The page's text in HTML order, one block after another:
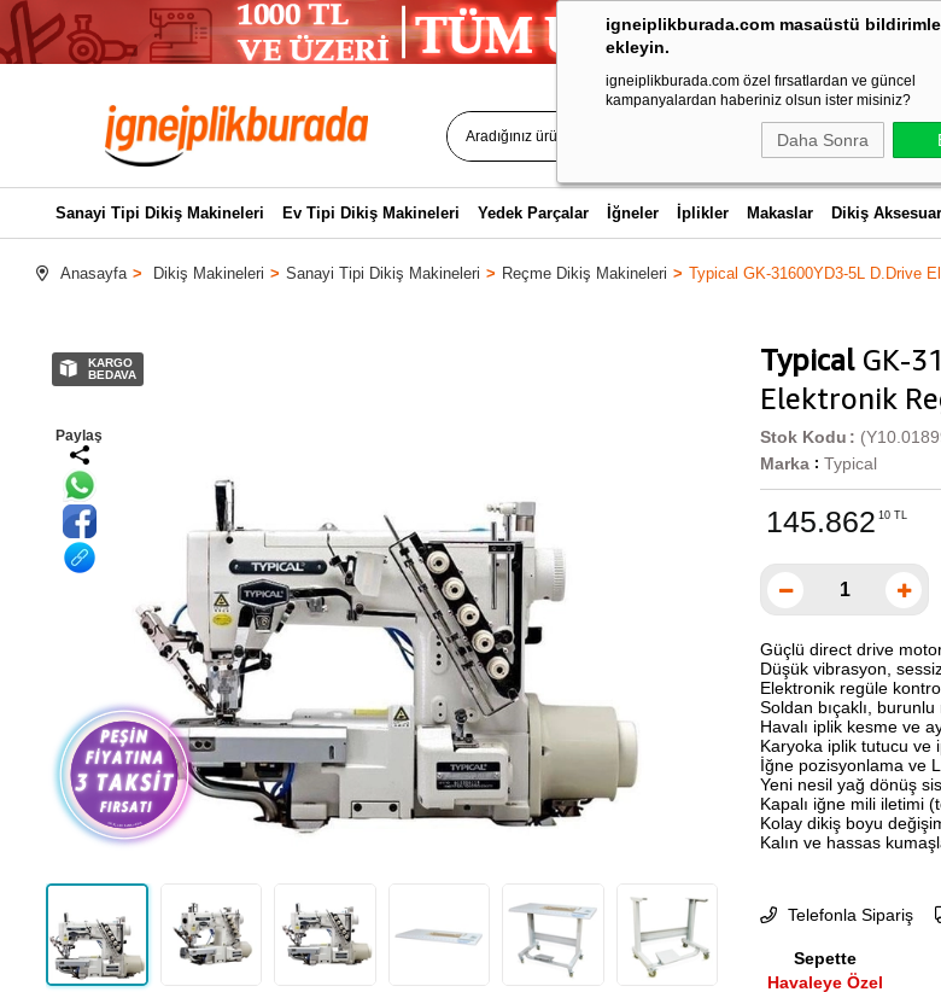
igneiplikburada.com masaüstü
ekleyin.
igneiplikburada.com özel fırsatlardan ve güncel
kampanyalardan haberiniz olsun ister misiniz?
Daha Sonra
Sanayi Tipi Dikiş Makineleri Ev Tipi Dikiş Makineleri Yedek Parçalar İğneler İplikler Makaslar Dikiş
Anasayfa Dikiş Makineleri Sanayi Tipi Dikiş Makineleri Reçme Dikiş Makineleri Typical GK-31600YD3-5L D.Drive
KARGO
BEDAVA
Paylaş
TypicalGK-
Elektronik
Stok Kodu
Marka : Typical
145.862 10 TL
Güçlü direct drive
Düşük vibrasyon,
Elektronik regüle
Soldan bıçaklı,
Havalı iplik kesme ve
Karyoka iplik tutucu ve
İğne pozisyonlama ve
Yeni nesil yağ dönüş
Kapalı iğne mili iletimi
Kolay dikiş boyu
Kalın ve hassas
Telefonla Sipariş
Sepette
Havaleye Özel